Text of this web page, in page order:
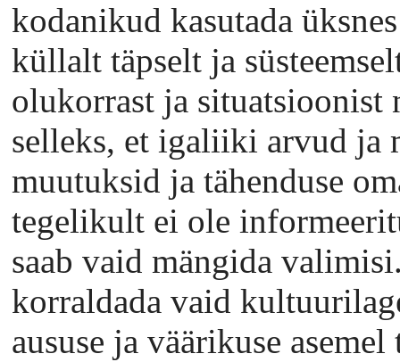
kodanikud kasutada
küllalt täpselt ja
olukorrast ja
selleks, et igaliiki arvud ja
muutuksid ja tähenduse
tegelikult ei ole
saab vaid mängida
korraldada vaid
aususe ja väärikuse